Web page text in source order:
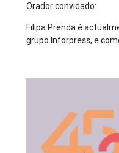
Orador convidado:
Filipa Prenda é
grupo Inforpress, e